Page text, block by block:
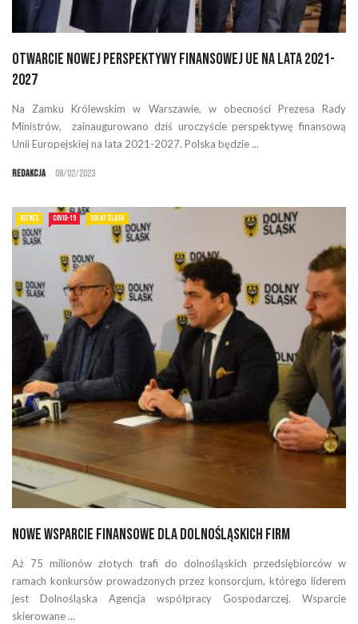
Otwarcie nowej perspektywy finansowej UE na lata 2021-
2027
Na Zamku Królewskim w Warszawie, w obecności Prezesa Rady
Ministrów, zainaugurowano dziś uroczyście perspektywę finansową
Unii Europejskiej na lata 2021-2027. Polska będzie ...
Redakcja 08/02/2023
BIZNES COVID-19 DOLNY ŚLĄSK
Nowe wsparcie finansowe dla dolnośląskich firm
Aż 75 milionów złotych trafi do dolnośląskich przedsiębiorców w
ramach konkursów prowadzonych przez konsorcjum, którego liderem
jest Dolnośląska Agencja współpracy Gospodarczej. Wsparcie
skierowane ...